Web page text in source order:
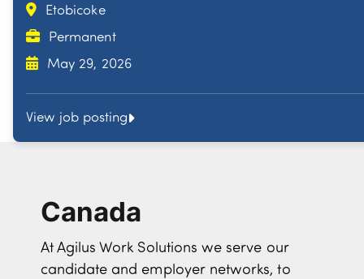
Etobicoke
Permanent
May 29, 2026
View job posting
Canada
At Agilus Work Solutions we serve our
candidate and employer networks, to